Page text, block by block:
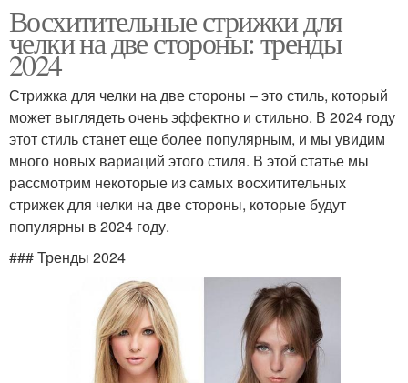
Восхитительные стрижки для
челки на две стороны: тренды
2024
Стрижка для челки на две стороны – это стиль, который
может выглядеть очень эффектно и стильно. В 2024 году
этот стиль станет еще более популярным, и мы увидим
много новых вариаций этого стиля. В этой статье мы
рассмотрим некоторые из самых восхитительных
стрижек для челки на две стороны, которые будут
популярны в 2024 году.
### Тренды 2024